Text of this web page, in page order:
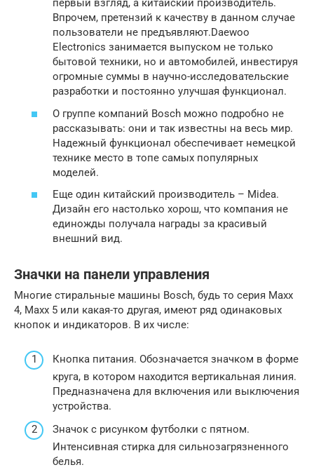
первый взгляд, а китайский производитель.
Впрочем, претензий к качеству в данном случае
пользователи не предъявляют.Daewoo
Electronics занимается выпуском не только
бытовой техники, но и автомобилей, инвестируя
огромные суммы в научно-исследовательские
разработки и постоянно улучшая функционал.
О группе компаний Bosch можно подробно не
рассказывать: они и так известны на весь мир.
Надежный функционал обеспечивает немецкой
технике место в топе самых популярных
моделей.
Еще один китайский производитель – Midea.
Дизайн его настолько хорош, что компания не
единожды получала награды за красивый
внешний вид.
Значки на панели управления
Многие стиральные машины Bosch, будь то серия Maxx
4, Maxx 5 или какая-то другая, имеют ряд одинаковых
кнопок и индикаторов. В их числе:
Кнопка питания. Обозначается значком в форме
круга, в котором находится вертикальная линия.
Предназначена для включения или выключения
устройства.
Значок с рисунком футболки с пятном.
Интенсивная стирка для сильнозагрязненного
белья.